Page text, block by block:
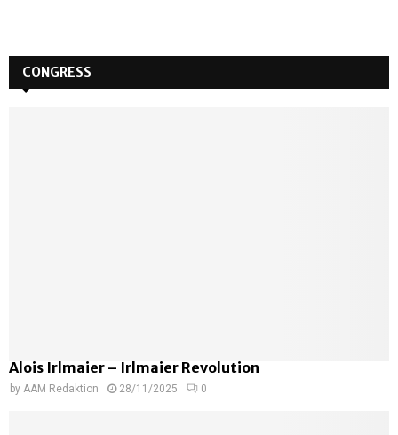
CONGRESS
Alois Irlmaier – Irlmaier Revolution
by AAM Redaktion 28/11/2025 0